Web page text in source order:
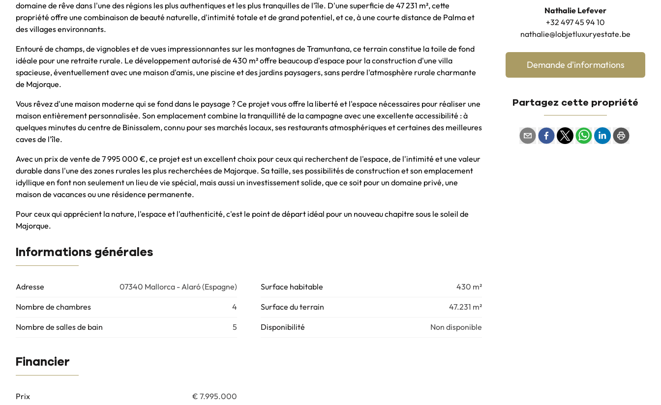
domaine de rêve dans l'une des régions les plus authentiques et les plus tranquilles de l'île. D'une superficie de 47 231 m², cette
propriété offre une combinaison de beauté naturelle, d'intimité totale et de grand potentiel, et ce, à une courte distance de Palma et
des villages environnants.
Entouré de champs, de vignobles et de vues impressionnantes sur les montagnes de Tramuntana, ce terrain constitue la toile de fond
idéale pour une retraite rurale. Le développement autorisé de 430 m² offre beaucoup d'espace pour la construction d'une villa
spacieuse, éventuellement avec une maison d'amis, une piscine et des jardins paysagers, sans perdre l'atmosphère rurale charmante
de Majorque.
Vous rêvez d'une maison moderne qui se fond dans le paysage ? Ce projet vous offre la liberté et l'espace nécessaires pour réaliser une
maison entièrement personnalisée. Son emplacement combine la tranquillité de la campagne avec une excellente accessibilité : à
quelques minutes du centre de Binissalem, connu pour ses marchés locaux, ses restaurants atmosphériques et certaines des meilleures
caves de l'île.
Avec un prix de vente de 7 995 000 €, ce projet est un excellent choix pour ceux qui recherchent de l'espace, de l'intimité et une valeur
durable dans l'une des zones rurales les plus recherchées de Majorque. Sa taille, ses possibilités de construction et son emplacement
idyllique en font non seulement un lieu de vie spécial, mais aussi un investissement solide, que ce soit pour un domaine privé, une
maison de vacances ou une résidence permanente.
Pour ceux qui apprécient la nature, l'espace et l'authenticité, c'est le point de départ idéal pour un nouveau chapitre sous le soleil de
Majorque.
Informations générales
Adresse 07340 Mallorca - Alaró (Espagne) Surface habitable
430 m²
Nombre de chambres
4 Surface du terrain
47.231 m²
Nombre de salles de bain
5 Disponibilité Non disponible
Financier
Prix € 7.995.000
Nathalie Lefever
+32 497 45 94 10
nathalie@lobjetluxuryestate.be
Demande d'informations
Partagez cette propriété